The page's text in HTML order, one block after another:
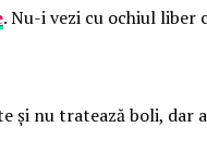
. Nu-i vezi cu ochiul liber
nu tratează boli, dar